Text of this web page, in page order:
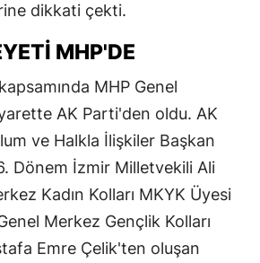
dikkati çekti.
MHP'DE
MHP Genel
AK Parti'den oldu. AK
ve Halkla İlişkiler Başkan
Dönem İzmir Milletvekili Ali
Kadın Kolları MKYK Üyesi
Merkez Gençlik Kolları
Emre Çelik'ten oluşan